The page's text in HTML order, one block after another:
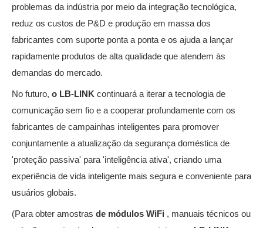
problemas da indústria por meio da integração tecnológica,
reduz os custos de P&D e produção em massa dos
fabricantes com suporte ponta a ponta e os ajuda a lançar
rapidamente produtos de alta qualidade que atendem às
demandas do mercado.
No futuro, o LB-LINK continuará a iterar a tecnologia de
comunicação sem fio e a cooperar profundamente com os
fabricantes de campainhas inteligentes para promover
conjuntamente a atualização da segurança doméstica de
'proteção passiva' para 'inteligência ativa', criando uma
experiência de vida inteligente mais segura e conveniente para
usuários globais.
(Para obter amostras de módulos WiFi , manuais técnicos ou